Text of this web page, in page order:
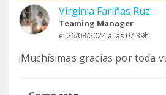
Virginia Fariñas Ruz
Teaming Manager
el 26/08/2024 a las 07:39h
¡Muchísimas gracias por toda